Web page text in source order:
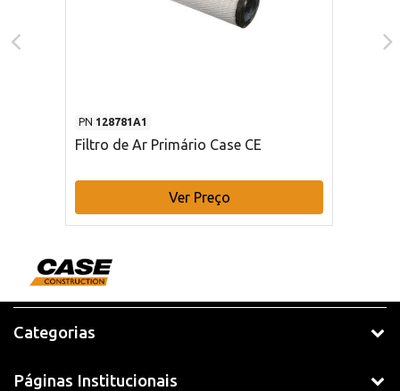
PN 128781A1
Filtro de Ar Primário Case CE
Ver Preço
Categorias
Páginas Institucionais